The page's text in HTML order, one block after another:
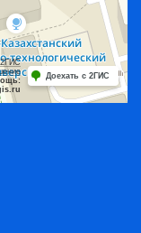
2ГИС
Доехать с 2ГИС